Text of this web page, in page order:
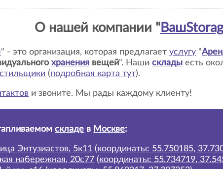
О нашей компании "
" - это организация, которая предлагает услугу "
хранения вещей". Наши склады есть
(подробная карта тут).
и звоните. Мы рады каждому клиенту!
складе в Москве:
Энтузиастов, 5к11 (координаты: 55.750185,
набережная, 20с77 (координаты: 55.734719,